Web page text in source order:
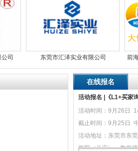
东莞市汇泽实业有限公司
前海东
在线报名
活动报名 |《L1+买家
活动时间：9月26日
截止时间：9月25日
活动地址：东莞市东
学院（长安），教学